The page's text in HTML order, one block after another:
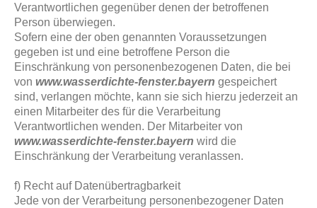
Verantwortlichen gegenüber denen der betroffenen
Person überwiegen.
Sofern eine der oben genannten Voraussetzungen
gegeben ist und eine betroffene Person die
Einschränkung von personenbezogenen Daten, die bei
von www.wasserdichte-fenster.bayern gespeichert
sind, verlangen möchte, kann sie sich hierzu jederzeit an
einen Mitarbeiter des für die Verarbeitung
Verantwortlichen wenden. Der Mitarbeiter von
www.wasserdichte-fenster.bayern wird die
Einschränkung der Verarbeitung veranlassen.
f) Recht auf Datenübertragbarkeit
Jede von der Verarbeitung personenbezogener Daten